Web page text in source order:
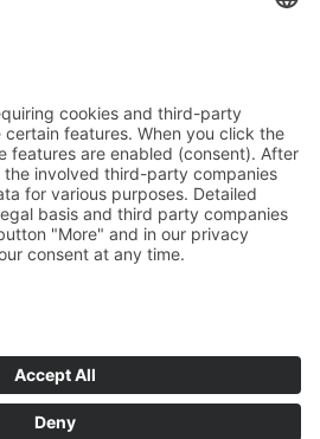
Neuheiten. Alle Rechte